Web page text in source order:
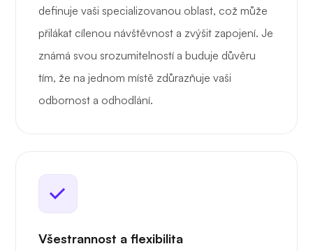
definuje vaši specializovanou oblast, což může
přilákat cílenou návštěvnost a zvýšit zapojení. Je
známá svou srozumitelností a buduje důvěru
tím, že na jednom místě zdůrazňuje vaši
odbornost a odhodlání.
Všestrannost a flexibilita